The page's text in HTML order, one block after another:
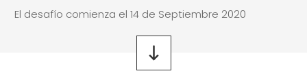
El desafío comienza el 14 de Septiembre 2020